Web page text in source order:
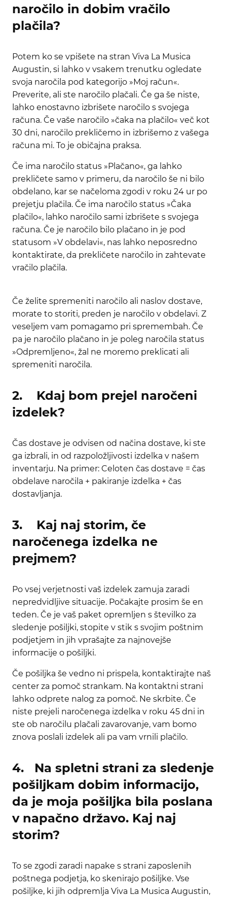
naročilo in dobim vračilo
plačila?
Potem ko se vpišete na stran Viva La Musica
Augustin, si lahko v vsakem trenutku ogledate
svoja naročila pod kategorijo »Moj račun«.
Preverite, ali ste naročilo plačali. Če ga še niste,
lahko enostavno izbrišete naročilo s svojega
računa. Če vaše naročilo »čaka na plačilo« več kot
30 dni, naročilo prekličemo in izbrišemo z vašega
računa mi. To je običajna praksa.
Če ima naročilo status »Plačano«, ga lahko
prekličete samo v primeru, da naročilo še ni bilo
obdelano, kar se načeloma zgodi v roku 24 ur po
prejetju plačila. Če ima naročilo status »Čaka
plačilo«, lahko naročilo sami izbrišete s svojega
računa. Če je naročilo bilo plačano in je pod
statusom »V obdelavi«, nas lahko neposredno
kontaktirate, da prekličete naročilo in zahtevate
vračilo plačila.
Če želite spremeniti naročilo ali naslov dostave,
morate to storiti, preden je naročilo v obdelavi. Z
veseljem vam pomagamo pri spremembah. Če
pa je naročilo plačano in je poleg naročila status
»Odpremljeno«, žal ne moremo preklicati ali
spremeniti naročila.
2. Kdaj bom prejel naročeni
izdelek?
Čas dostave je odvisen od načina dostave, ki ste
ga izbrali, in od razpoložljivosti izdelka v našem
inventarju. Na primer: Celoten čas dostave = čas
obdelave naročila + pakiranje izdelka + čas
dostavljanja.
3. Kaj naj storim, če
naročenega izdelka ne
prejmem?
Po vsej verjetnosti vaš izdelek zamuja zaradi
nepredvidljive situacije. Počakajte prosim še en
teden. Če je vaš paket opremljen s številko za
sledenje pošiljki, stopite v stik s svojim poštnim
podjetjem in jih vprašajte za najnovejše
informacije o pošiljki.
Če pošiljka še vedno ni prispela, kontaktirajte naš
center za pomoč strankam. Na kontaktni strani
lahko odprete nalog za pomoč. Ne skrbite. Če
niste prejeli naročenega izdelka v roku 45 dni in
ste ob naročilu plačali zavarovanje, vam bomo
znova poslali izdelek ali pa vam vrnili plačilo.
4. Na spletni strani za sledenje
pošiljkam dobim informacijo,
da je moja pošiljka bila poslana
v napačno državo. Kaj naj
storim?
To se zgodi zaradi napake s strani zaposlenih
poštnega podjetja, ko skenirajo pošiljke. Vse
pošiljke, ki jih odpremlja Viva La Musica Augustin,